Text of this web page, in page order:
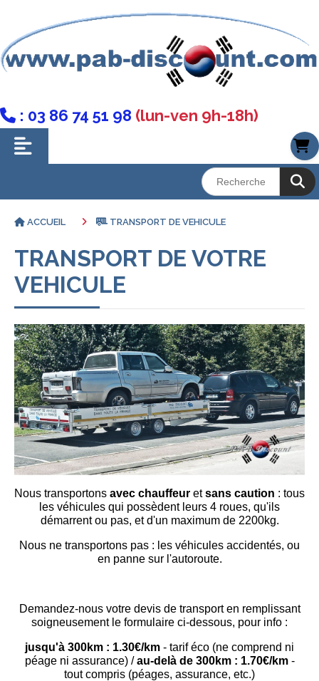
 : 03 86 74 51 98 (lun-ven 9h-18h)
ACCUEIL TRANSPORT DE VEHICULE
TRANSPORT DE VOTRE
VEHICULE
Nous transportons avec chauffeur etsans caution : tous
les véhicules qui possèdent leurs 4 roues, qu'ils
démarrent ou pas, et d'un maximum de 2200kg.
Nous ne transportons pas : les véhicules accidentés, ou
en panne sur l'autoroute.
Demandez-nous votre devis de transport en remplissant
soigneusement le formulaire ci-dessous, pour info :
jusqu'à 300km : 1.30€/km - tarif éco (ne comprend ni
péage ni assurance) /au-delà de 300km : 1.70€/km-
tout compris (péages, assurance, etc.)